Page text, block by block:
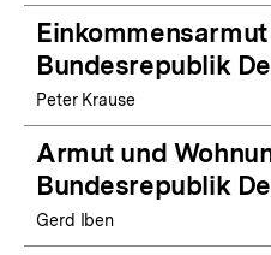
Bundesrepublik
Peter Krause
Armut und
Bundesrepublik
Gerd Iben